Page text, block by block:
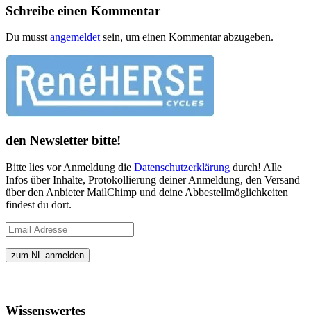
Schreibe einen Kommentar
Du musst angemeldet sein, um einen Kommentar abzugeben.
den Newsletter bitte!
Bitte lies vor Anmeldung die Datenschutzerklärung durch! Alle
Infos über Inhalte, Protokollierung deiner Anmeldung, den Versand
über den Anbieter MailChimp und deine Abbestellmöglichkeiten
findest du dort.
Wissenswertes